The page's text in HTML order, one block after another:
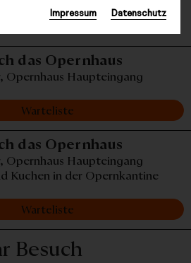
Impressum Datenschutz
und Tickets
das Opernhaus
Opernhaus Haupteingang
Warteliste
das Opernhaus
Opernhaus Haupteingang
Kuchen in der Opernkantine
Warteliste
Besuch